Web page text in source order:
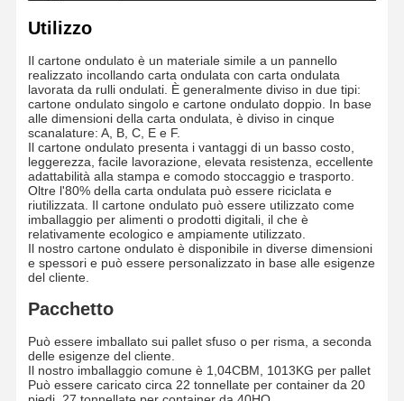
Fabbrica
Qualità
Casi Blog
Cartone grigio
Bordo duplex
Carta lucida
Utilizzo
Il cartone ondulato è un materiale simile a un pannello
realizzato incollando carta ondulata con carta ondulata
lavorata da rulli ondulati. È generalmente diviso in due tipi:
cartone ondulato singolo e cartone ondulato doppio. In base
alle dimensioni della carta ondulata, è diviso in cinque
scanalature: A, B, C, E e F.
Il cartone ondulato presenta i vantaggi di un basso costo,
leggerezza, facile lavorazione, elevata resistenza, eccellente
adattabilità alla stampa e comodo stoccaggio e trasporto.
Oltre l'80% della carta ondulata può essere riciclata e
riutilizzata. Il cartone ondulato può essere utilizzato come
imballaggio per alimenti o prodotti digitali, il che è
relativamente ecologico e ampiamente utilizzato.
Il nostro cartone ondulato è disponibile in diverse dimensioni
e spessori e può essere personalizzato in base alle esigenze
del cliente.
Pacchetto
Può essere imballato sui pallet sfuso o per risma, a seconda
delle esigenze del cliente.
Il nostro imballaggio comune è 1,04CBM, 1013KG per pallet
Può essere caricato circa 22 tonnellate per container da 20